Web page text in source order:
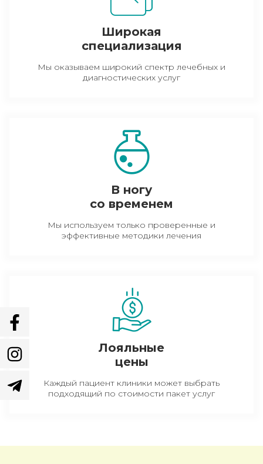
Широкая
специализация
Мы оказываем широкий спектр лечебных и
диагностических услуг
В ногу
со временем
Мы используем только проверенные и
эффективные методики лечения
Лояльные
цены
Каждый пациент клиники может выбрать
подходящий по стоимости пакет услуг